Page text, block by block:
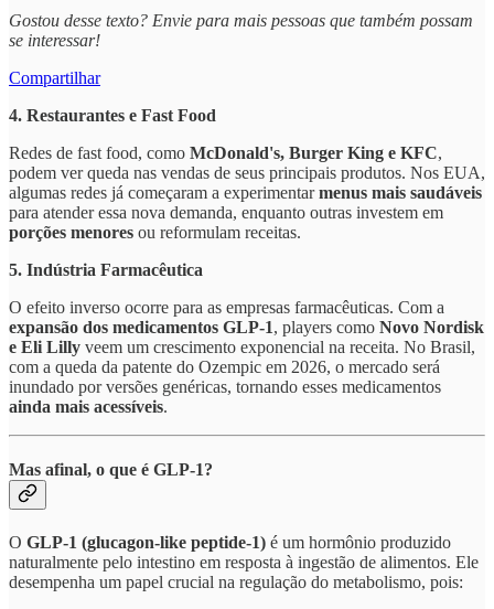
Gostou desse texto? Envie para mais pessoas que também possam
se interessar!
Compartilhar
4. Restaurantes e Fast Food
Redes de fast food, como McDonald's, Burger King e KFC,
podem ver queda nas vendas de seus principais produtos. Nos EUA,
algumas redes já começaram a experimentarmenus mais saudáveis
para atender essa nova demanda, enquanto outras investem em
porções menores ou reformulam receitas.
5. Indústria Farmacêutica
O efeito inverso ocorre para as empresas farmacêuticas. Com a
expansão dos medicamentos GLP-1, players como Novo Nordisk
e Eli Lilly veem um crescimento exponencial na receita. No Brasil,
com a queda da patente do Ozempic em 2026, o mercado será
inundado por versões genéricas, tornando esses medicamentos
ainda mais acessíveis.
Mas afinal, o que é GLP-1?
O GLP-1 (glucagon-like peptide-1) é um hormônio produzido
naturalmente pelo intestino em resposta à ingestão de alimentos. Ele
desempenha um papel crucial na regulação do metabolismo, pois: